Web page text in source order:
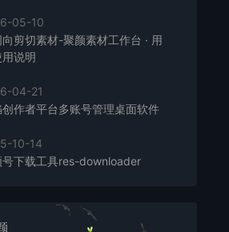
05-10
向剪切素材-聚颜素材工作台 · 用
用说明
04-21
创作者平台多账号管理桌面软件
10-14
号下载工具res-downloader